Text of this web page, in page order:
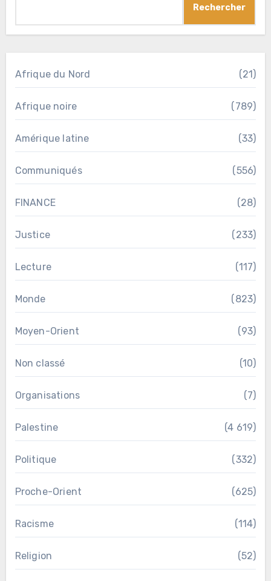
Rechercher
Afrique du Nord (21)
Afrique noire (789)
Amérique latine (33)
Communiqués (556)
FINANCE (28)
Justice (233)
Lecture (117)
Monde (823)
Moyen-Orient (93)
Non classé (10)
Organisations (7)
Palestine (4 619)
Politique (332)
Proche-Orient (625)
Racisme (114)
Religion (52)